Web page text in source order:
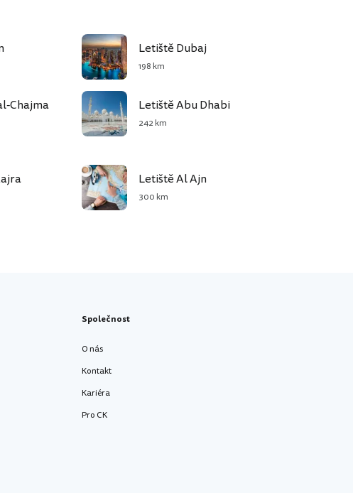
Letiště Dubaj
198 km
Chajma Letiště Abu Dhabi
242 km
Letiště Al Ajn
300 km
Společnost
O nás
Kontakt
Kariéra
Pro CK